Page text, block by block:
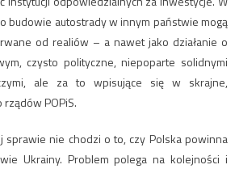
budowie autostrady w innym państwie mogą
od realiów – a nawet jako działanie o
czysto polityczne, niepoparte solidnymi
ale za to wpisujące się w skrajne,
POPiS.
sprawie nie chodzi o to, czy Polska powinna
Ukrainy. Problem polega na kolejności i